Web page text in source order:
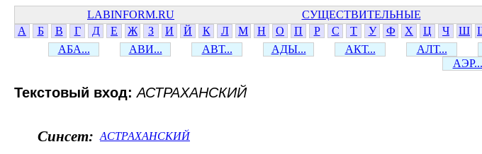
LABINFORM.RU СУЩЕСТВИТЕЛЬНЫЕ
А
Б В Г Д Е Ж З И Й К Л М Н О П Р С Т У Ф Х Ц Ч Ш
АБА...
АВИ... АВТ... АДЫ... АКТ... АЛТ...
АЭР...
Текстовый вход:АСТРАХАНСКИЙ
Синсет: АСТРАХАНСКИЙ